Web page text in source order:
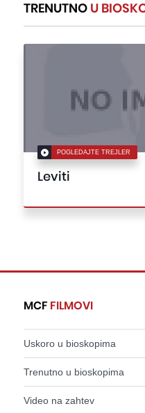
TRENUTNO U
POGLEDAJTE TREJLER
Leviti
MCF FILMOVI
Uskoro u bioskopima
Trenutno u bioskopima
Video na zahtev